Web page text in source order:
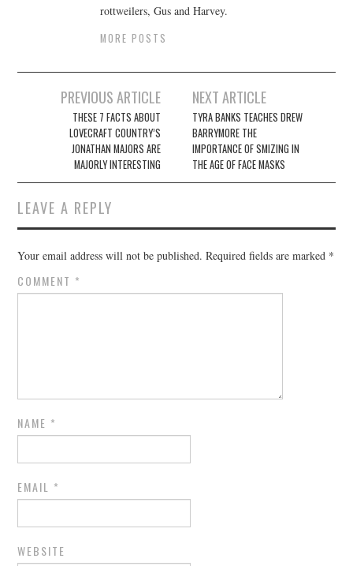
rottweilers, Gus and Harvey.
MORE POSTS
navigation
PREVIOUS ARTICLE
THESE 7 FACTS ABOUT
LOVECRAFT COUNTRY’S
JONATHAN MAJORS ARE
MAJORLY INTERESTING
NEXT ARTICLE
TYRA BANKS TEACHES DREW
BARRYMORE THE
IMPORTANCE OF SMIZING IN
THE AGE OF FACE MASKS
LEAVE A REPLY
Your email address will not be published. Required fields are marked *
COMMENT *
NAME *
EMAIL *
WEBSITE